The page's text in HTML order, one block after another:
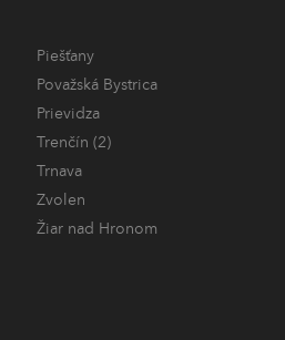
Piešťany
Považská Bystrica
Prievidza
Trenčín (2)
Trnava
Zvolen
Žiar nad Hronom